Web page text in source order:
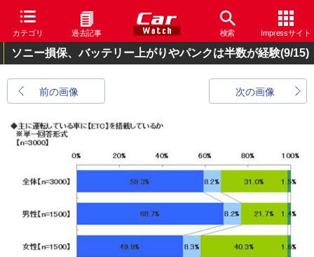
カテゴリ 過去記事 検索 Impressサイト
ソニー損保、バッテリー上がりやパンクは半数が経験(9/15)
前の画像 次の画像